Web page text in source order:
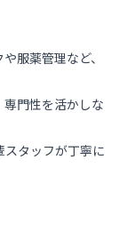
服薬管理など、
門性を活かしな
タッフが丁寧に